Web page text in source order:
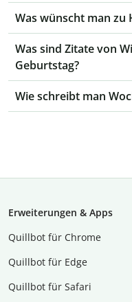
Was wünscht man zu
Was sind Zitate von
Geburtstag?
Wie schreibt man
Erweiterungen & Apps
Quillbot für Chrome
Quillbot für Edge
Quillbot für Safari